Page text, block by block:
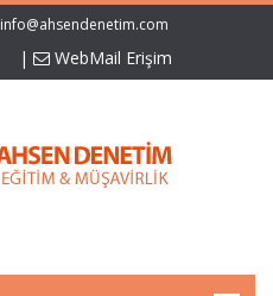
info@ahsendenetim.com
| WebMail Erişim